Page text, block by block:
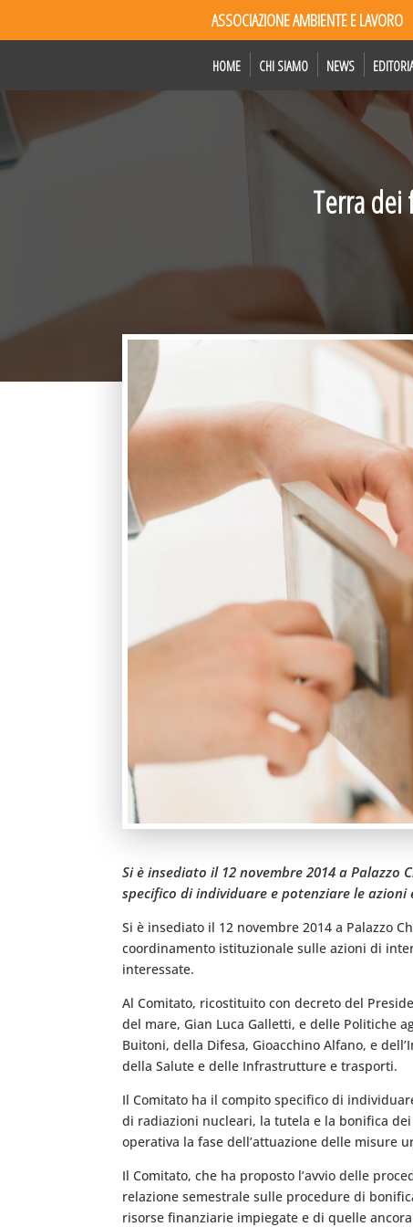
ASSOCIAZIONE AMBIENTE E LAVORO
HOME CHI SIAMO NEWS
Terra
Si è insediato il 12 novembre 2014 a
specifico di individuare e potenziare le
Si è insediato il 12 novembre 2014 a Palazzo
coordinamento istituzionale sulle azioni di
interessate.
Al Comitato, ricostituito con decreto del
del mare, Gian Luca Galletti, e delle Politiche
Buitoni, della Difesa, Gioacchino Alfano, e
della Salute e delle Infrastrutture e trasporti.
Il Comitato ha il compito specifico di
di radiazioni nucleari, la tutela e la bonifica
operativa la fase dell’attuazione delle misure
Il Comitato, che ha proposto l’avvio delle
relazione semestrale sulle procedure di
risorse finanziarie impiegate e di quelle